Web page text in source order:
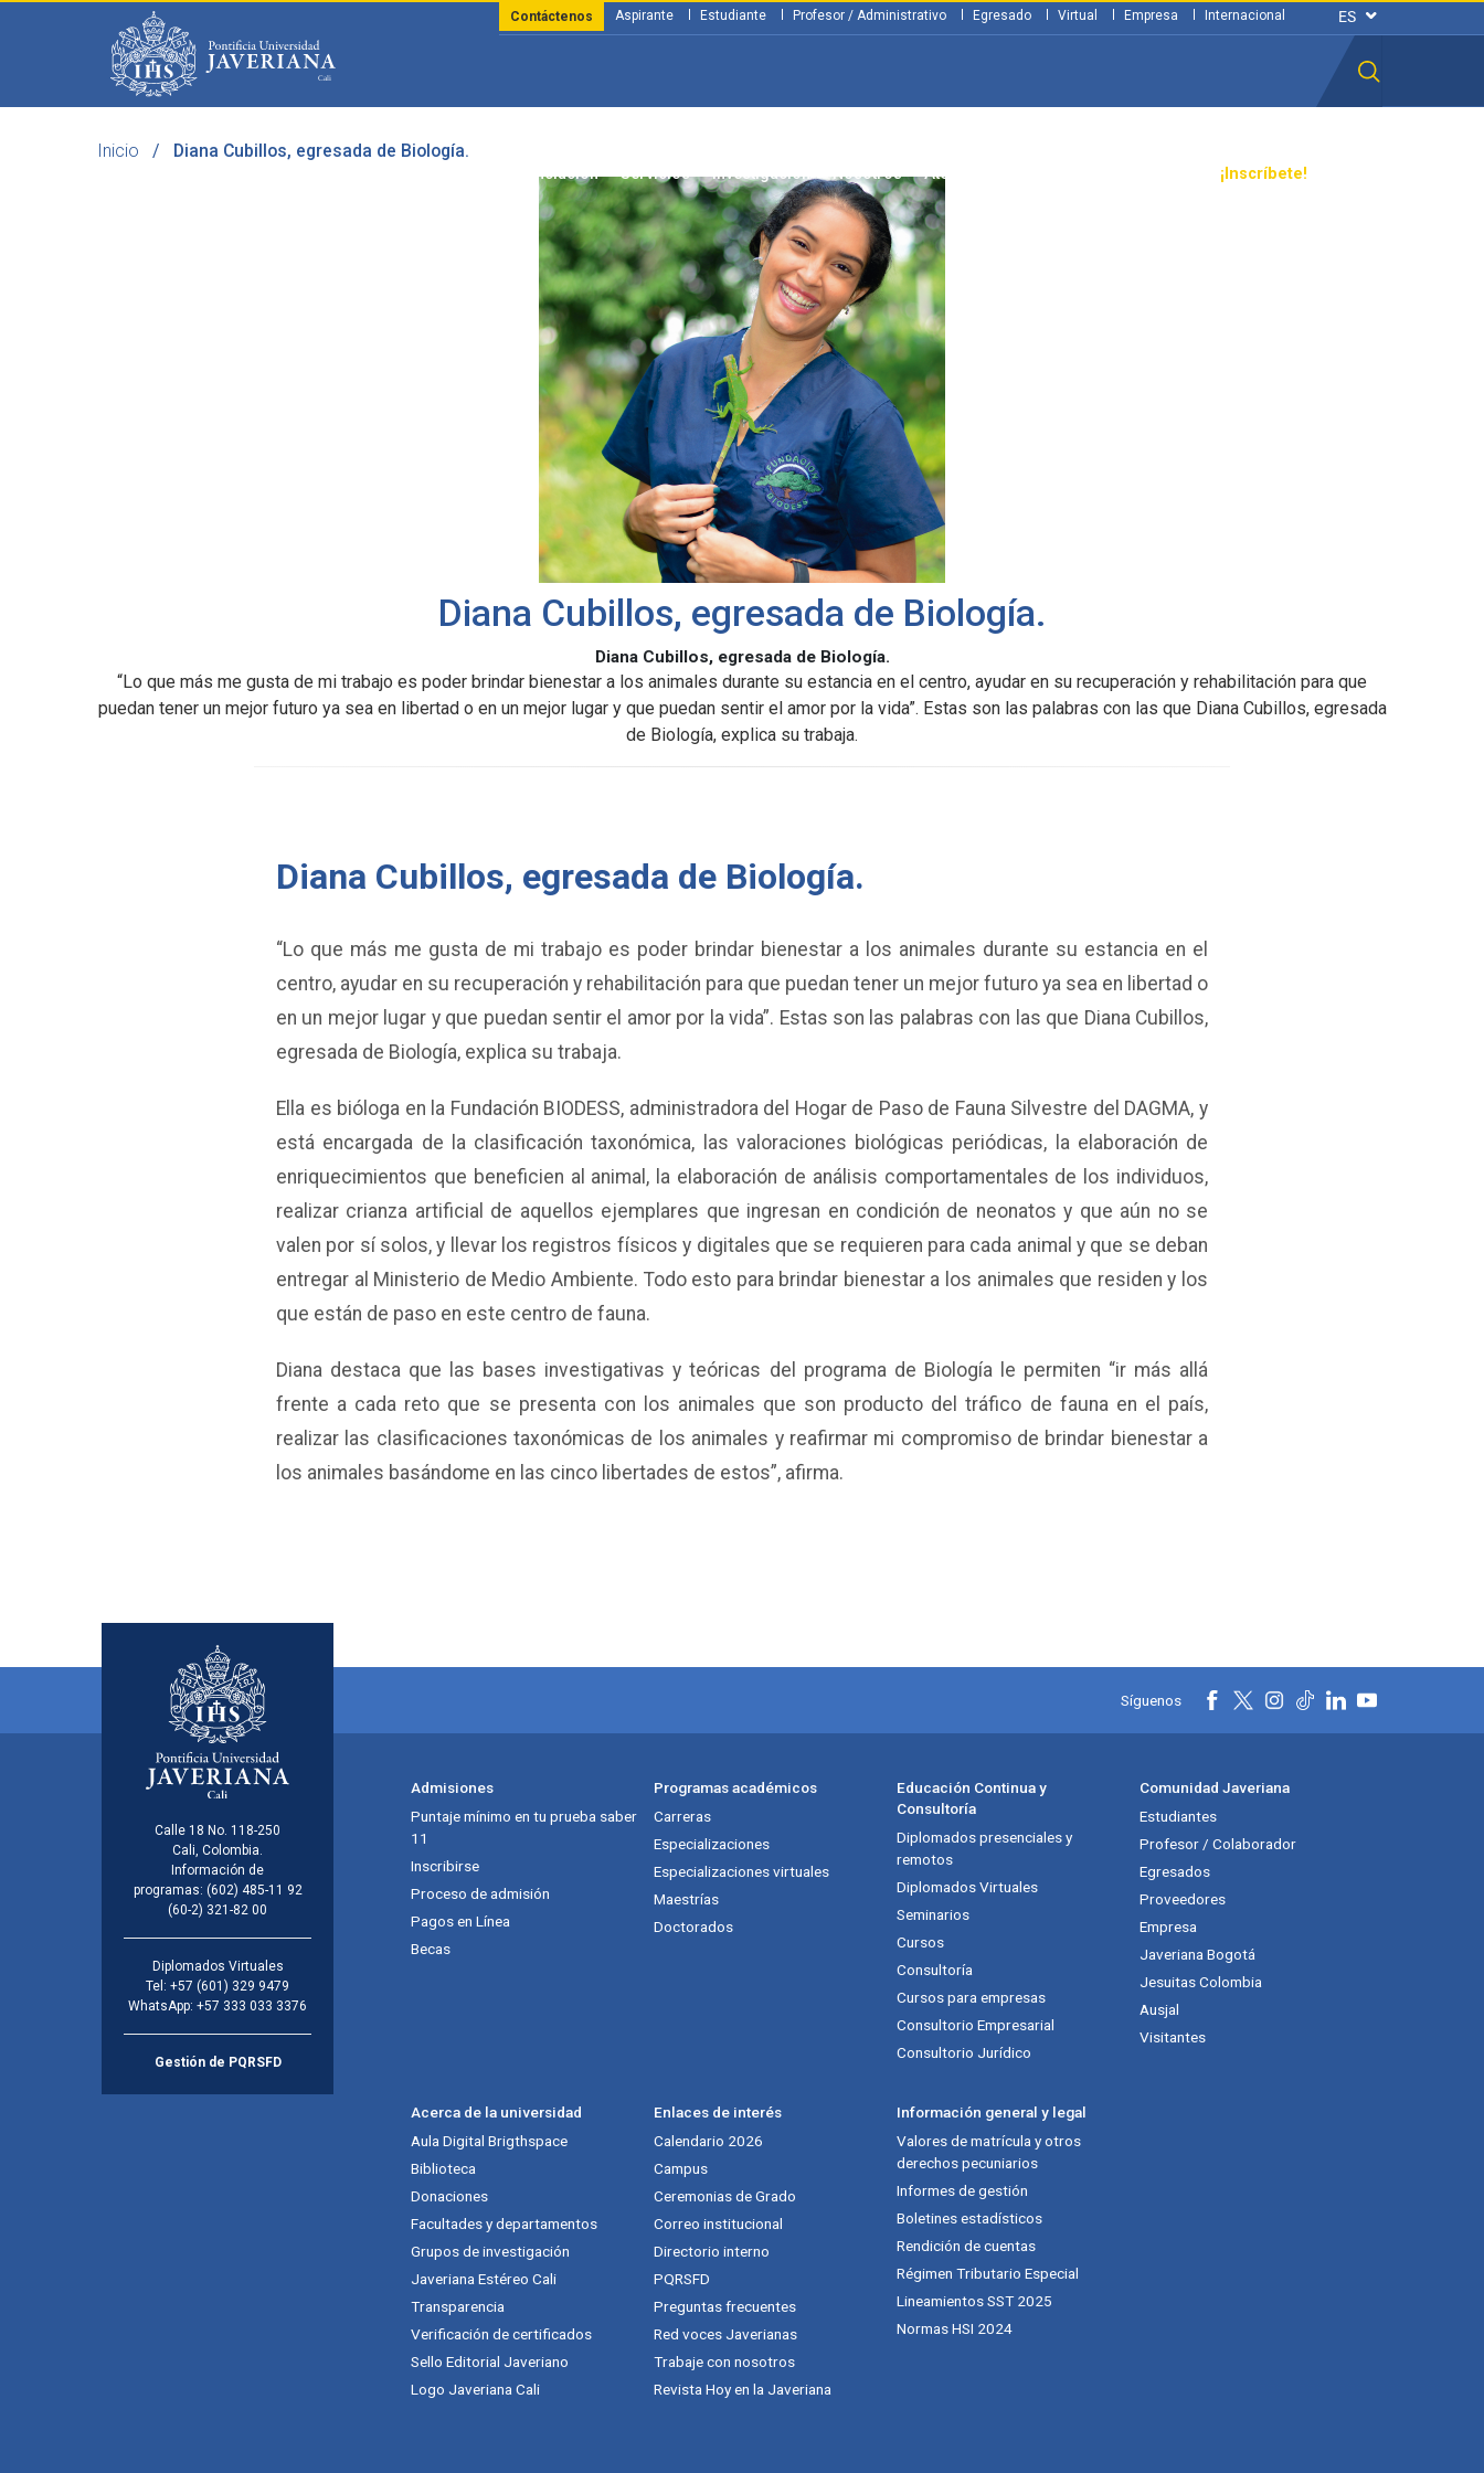
Becas y Financiación Servicios Investigación Nosotros Atención ciudadana ¡Inscríbete!
Aspirante Estudiante Profesor / Administrativo Egresado Virtual Empresa Internacional
Contáctenos
Inicio Diana Cubillos, egresada de Biología.
Diana Cubillos, egresada de Biología.
Diana Cubillos, egresada de Biología.
“Lo que más me gusta de mi trabajo es poder brindar bienestar a los animales durante su estancia en el centro, ayudar en su recuperación y rehabilitación para que
puedan tener un mejor futuro ya sea en libertad o en un mejor lugar y que puedan sentir el amor por la vida”. Estas son las palabras con las que Diana Cubillos, egresada
de Biología, explica su trabaja.
Diana Cubillos, egresada de Biología.
“Lo que más me gusta de mi trabajo es poder brindar bienestar a los animales durante su estancia en el
centro, ayudar en su recuperación y rehabilitación para que puedan tener un mejor futuro ya sea en libertad o
en un mejor lugar y que puedan sentir el amor por la vida”. Estas son las palabras con las que Diana Cubillos,
egresada de Biología, explica su trabaja.
Ella es bióloga en la Fundación BIODESS, administradora del Hogar de Paso de Fauna Silvestre del DAGMA, y
está encargada de la clasificación taxonómica, las valoraciones biológicas periódicas, la elaboración de
enriquecimientos que beneficien al animal, la elaboración de análisis comportamentales de los individuos,
realizar crianza artificial de aquellos ejemplares que ingresan en condición de neonatos y que aún no se
valen por sí solos, y llevar los registros físicos y digitales que se requieren para cada animal y que se deban
entregar al Ministerio de Medio Ambiente. Todo esto para brindar bienestar a los animales que residen y los
que están de paso en este centro de fauna.
Diana destaca que las bases investigativas y teóricas del programa de Biología le permiten “ir más allá
frente a cada reto que se presenta con los animales que son producto del tráfico de fauna en el país,
realizar las clasificaciones taxonómicas de los animales y reafirmar mi compromiso de brindar bienestar a
los animales basándome en las cinco libertades de estos”, afirma.
Calle 18 No. 118-250
Cali, Colombia.
Información de
programas: (602) 485-11 92
(60-2) 321-82 00
Diplomados Virtuales
Tel: +57 (601) 329 9479
WhatsApp: +57 333 033 3376
Gestión de PQRSFD
Síguenos
Admisiones
Puntaje mínimo en tu prueba saber
11
Inscribirse
Proceso de admisión
Pagos en Línea
Becas
Programas académicos
Carreras
Especializaciones
Especializaciones virtuales
Maestrías
Doctorados
Educación Continua y
Consultoría
Diplomados presenciales y
remotos
Diplomados Virtuales
Seminarios
Cursos
Consultoría
Cursos para empresas
Consultorio Empresarial
Consultorio Jurídico
Comunidad Javeriana
Estudiantes
Profesor / Colaborador
Egresados
Proveedores
Empresa
Javeriana Bogotá
Jesuitas Colombia
Ausjal
Visitantes
Acerca de la universidad
Aula Digital Brigthspace
Biblioteca
Donaciones
Facultades y departamentos
Grupos de investigación
Javeriana Estéreo Cali
Transparencia
Verificación de certificados
Sello Editorial Javeriano
Logo Javeriana Cali
Enlaces de interés
Calendario 2026
Campus
Ceremonias de Grado
Correo institucional
Directorio interno
PQRSFD
Preguntas frecuentes
Red voces Javerianas
Trabaje con nosotros
Revista Hoy en la Javeriana
Información general y legal
Valores de matrícula y otros
derechos pecuniarios
Informes de gestión
Boletines estadísticos
Rendición de cuentas
Régimen Tributario Especial
Lineamientos SST 2025
Normas HSI 2024